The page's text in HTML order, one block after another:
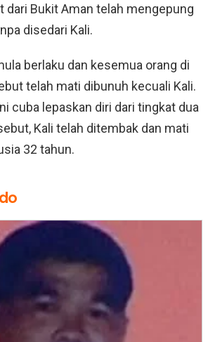
dari Bukit Aman telah mengepung
disedari Kali.
berlaku dan kesemua orang di
telah mati dibunuh kecuali Kali.
cuba lepaskan diri dari tingkat dua
Kali telah ditembak dan mati
32 tahun.